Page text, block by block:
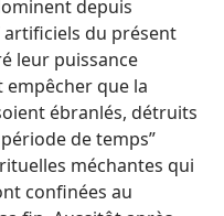
depuis
artificiels du présent
leur puissance
que la
ébranlés, détruits
de temps”
méchantes qui
confinées au